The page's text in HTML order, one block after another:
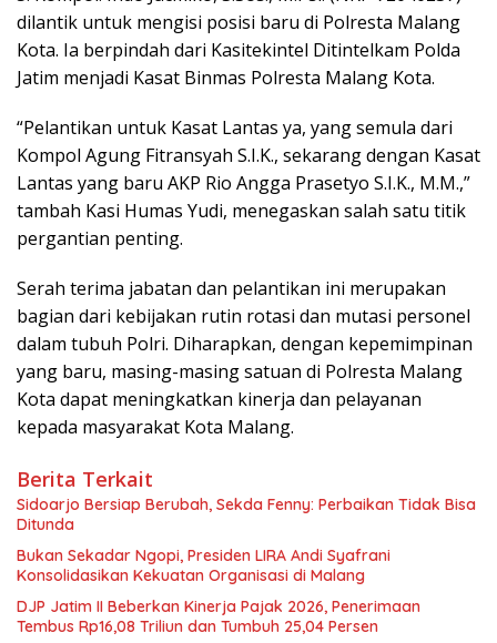
dilantik untuk mengisi posisi baru di Polresta Malang
Kota. Ia berpindah dari Kasitekintel Ditintelkam Polda
Jatim menjadi Kasat Binmas Polresta Malang Kota.
“Pelantikan untuk Kasat Lantas ya, yang semula dari
Kompol Agung Fitransyah S.I.K., sekarang dengan Kasat
Lantas yang baru AKP Rio Angga Prasetyo S.I.K., M.M.,”
tambah Kasi Humas Yudi, menegaskan salah satu titik
pergantian penting.
Serah terima jabatan dan pelantikan ini merupakan
bagian dari kebijakan rutin rotasi dan mutasi personel
dalam tubuh Polri. Diharapkan, dengan kepemimpinan
yang baru, masing-masing satuan di Polresta Malang
Kota dapat meningkatkan kinerja dan pelayanan
kepada masyarakat Kota Malang.
Berita Terkait
Sidoarjo Bersiap Berubah, Sekda Fenny: Perbaikan Tidak Bisa
Ditunda
Bukan Sekadar Ngopi, Presiden LIRA Andi Syafrani
Konsolidasikan Kekuatan Organisasi di Malang
DJP Jatim II Beberkan Kinerja Pajak 2026, Penerimaan
Tembus Rp16,08 Triliun dan Tumbuh 25,04 Persen